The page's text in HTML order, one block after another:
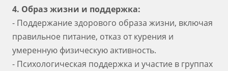
4. Образ жизни и поддержка:
- Поддержание здорового образа жизни, включая
правильное питание, отказ от курения и
умеренную физическую активность.
- Психологическая поддержка и участие в группах